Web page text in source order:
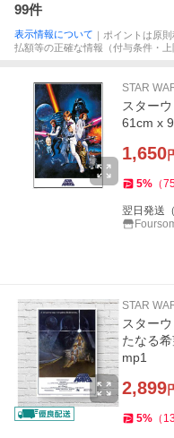
99件
表示情報について ｜ポイントは原
払額等の正確な情報（付与条件・
STAR
スター
61cm x
1,650
5% （
翌日発送
STAR
スター
たなる
mp1
2,899
5% （